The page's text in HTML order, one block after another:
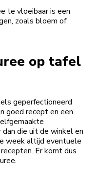
te vloeibaar is een
zoals bloem of
op tafel
geperfectioneerd
goed recept en een
die uit de winkel en
week altijd eventuele
Er komt dus